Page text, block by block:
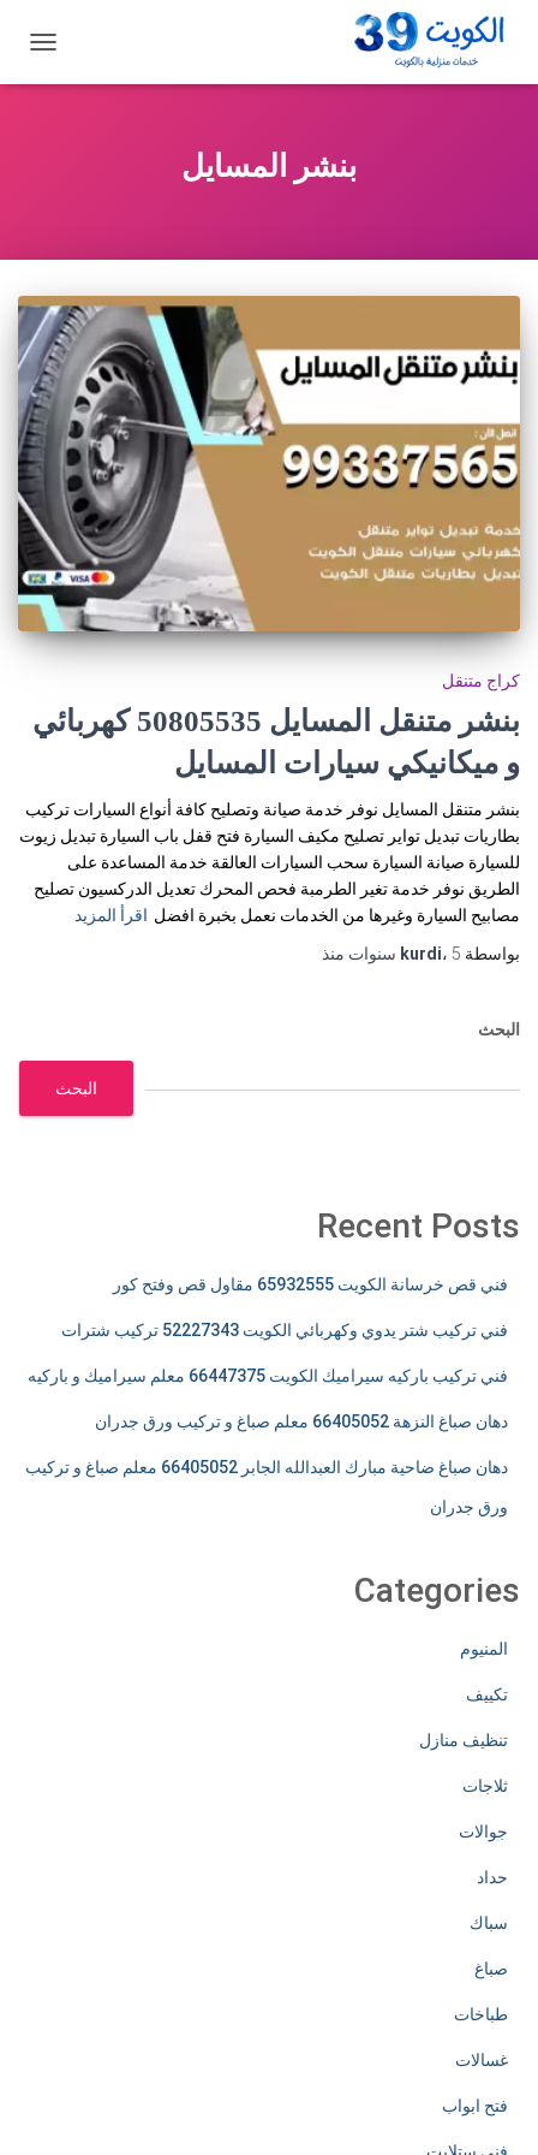
التنقل
بنشر المسايل
كراج متنقل
بنشر متنقل المسايل 50805535‬ كهربائي
و ميكانيكي سيارات المسايل
بنشر متنقل المسايل نوفر خدمة صيانة وتصليح كافة أنواع السيارات تركيب
بطاريات تبديل تواير تصليح مكيف السيارة فتح قفل باب السيارة تبديل زيوت
للسيارة صيانة السيارة سحب السيارات العالقة خدمة المساعدة على
الطريق نوفر خدمة تغير الطرمبة فحص المحرك تعديل الدركسيون تصليح
مصابيح السيارة وغيرها من الخدمات نعمل بخبرة افضل اقرأ المزيد
بواسطة
kurdi، 5 سنوات منذ
البحث
البحث
Recent Posts
فني قص خرسانة الكويت 65932555 مقاول قص وفتح كور
فني تركيب شتر يدوي وكهربائي الكويت 52227343 تركيب شترات
فني تركيب باركيه سيراميك الكويت 66447375 معلم سيراميك و باركيه
دهان صباغ النزهة 66405052 معلم صباغ و تركيب ورق جدران
دهان صباغ ضاحية مبارك العبدالله الجابر 66405052 معلم صباغ و تركيب
ورق جدران
Categories
المنيوم
تكييف
تنظيف منازل
ثلاجات
جوالات
حداد
سباك
صباغ
طباخات
غسالات
فتح ابواب
فني ستلايت